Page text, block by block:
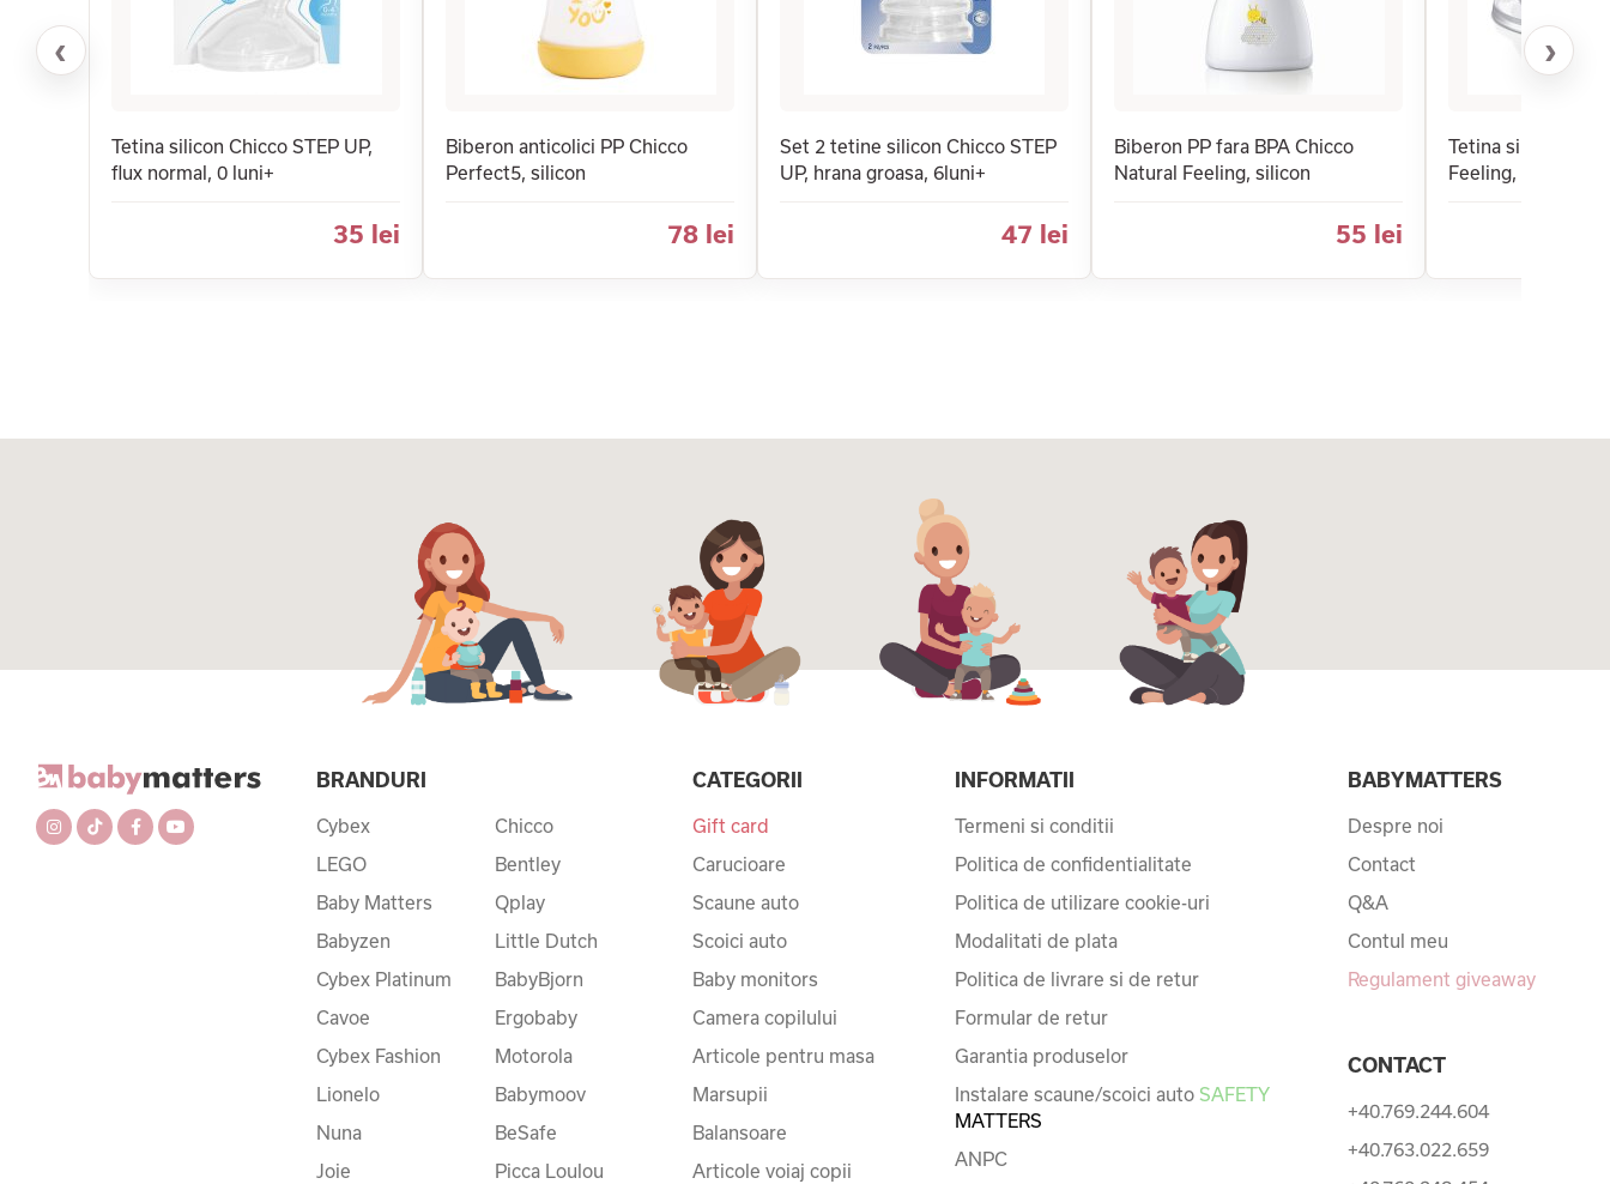
‹
Tetina silicon Chicco STEP UP,
flux normal, 0 luni+
35 lei
Biberon anticolici PP Chicco
Perfect5, silicon
78 lei
Set 2 tetine silicon Chicco STEP
UP, hrana groasa, 6luni+
47 lei
Biberon PP fara BPA Chicco
Natural Feeling, silicon
55 lei
Tetina silicon
Feeling, flux
›
BRANDURI
Cybex
LEGO
Baby Matters
Babyzen
Cybex Platinum
Cavoe
Cybex Fashion
Lionelo
Nuna
Joie
Chicco
Bentley
Qplay
Little Dutch
BabyBjorn
Ergobaby
Motorola
Babymoov
BeSafe
Picca Loulou
CATEGORII
Gift card
Carucioare
Scaune auto
Scoici auto
Baby monitors
Camera copilului
Articole pentru masa
Marsupii
Balansoare
Articole voiaj copii
INFORMATII
Termeni si conditii
Politica de confidentialitate
Politica de utilizare cookie-uri
Modalitati de plata
Politica de livrare si de retur
Formular de retur
Garantia produselor
Instalare scaune/scoici auto SAFETY
MATTERS
ANPC
BABYMATTERS
Despre noi
Contact
Q&A
Contul meu
Regulament giveaway
CONTACT
+40.769.244.604
+40.763.022.659